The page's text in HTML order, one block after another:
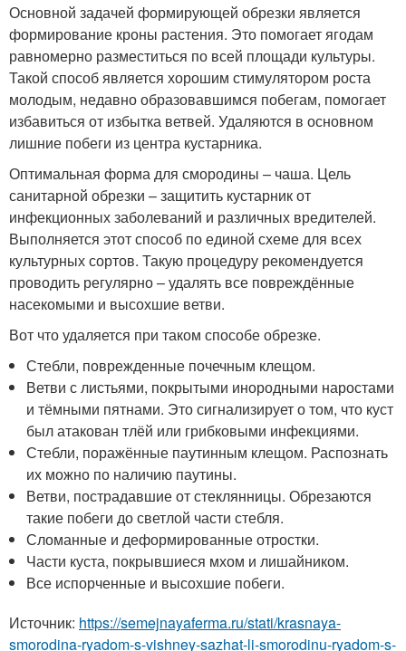
Основной задачей формирующей обрезки является
формирование кроны растения. Это помогает ягодам
равномерно разместиться по всей площади культуры.
Такой способ является хорошим стимулятором роста
молодым, недавно образовавшимся побегам, помогает
избавиться от избытка ветвей. Удаляются в основном
лишние побеги из центра кустарника.
Оптимальная форма для смородины – чаша. Цель
санитарной обрезки – защитить кустарник от
инфекционных заболеваний и различных вредителей.
Выполняется этот способ по единой схеме для всех
культурных сортов. Такую процедуру рекомендуется
проводить регулярно – удалять все повреждённые
насекомыми и высохшие ветви.
Вот что удаляется при таком способе обрезке.
Стебли, поврежденные почечным клещом.
Ветви с листьями, покрытыми инородными наростами
и тёмными пятнами. Это сигнализирует о том, что куст
был атакован тлёй или грибковыми инфекциями.
Стебли, поражённые паутинным клещом. Распознать
их можно по наличию паутины.
Ветви, пострадавшие от стеклянницы. Обрезаются
такие побеги до светлой части стебля.
Сломанные и деформированные отростки.
Части куста, покрывшиеся мхом и лишайником.
Все испорченные и высохшие побеги.
Источник: https://semejnayaferma.ru/stati/krasnaya-
smorodina-ryadom-s-vishney-sazhat-li-smorodinu-ryadom-s-